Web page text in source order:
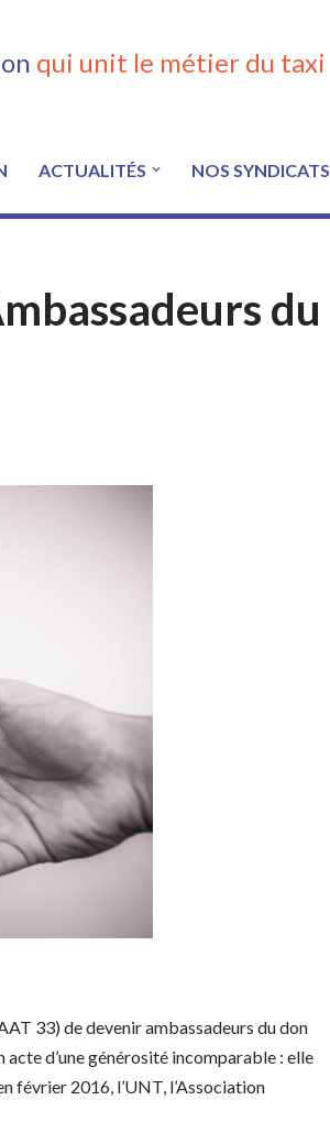
qui unit le métier du taxi
ACTUALITÉS NOS SYNDICATS
du
33) de devenir ambassadeurs du don
acte d’une générosité incomparable : elle
février 2016, l’UNT, l’Association